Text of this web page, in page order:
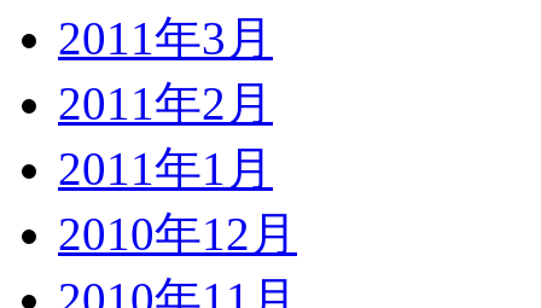
2011年3月
2011年2月
2011年1月
2010年12月